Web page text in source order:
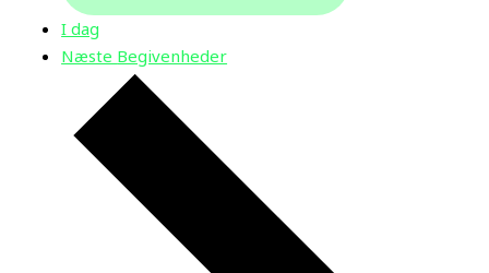
I dag
Næste Begivenheder